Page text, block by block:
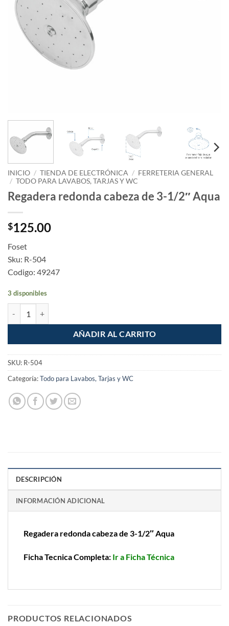
INICIO / TIENDA DE ELECTRÓNICA / FERRETERIA GENERAL
/ TODO PARA LAVABOS, TARJAS Y WC
Regadera redonda cabeza de 3-1/2″ Aqua
$125.00
Foset
Sku: R-504
Codigo: 49247
3 disponibles
AÑADIR AL CARRITO
SKU: R-504
Categoría:Todo para Lavabos, Tarjas y WC
DESCRIPCIÓN
INFORMACIÓN ADICIONAL
Regadera redonda cabeza de 3-1/2″ Aqua
Ficha Tecnica Completa: Ir a Ficha Técnica
PRODUCTOS RELACIONADOS